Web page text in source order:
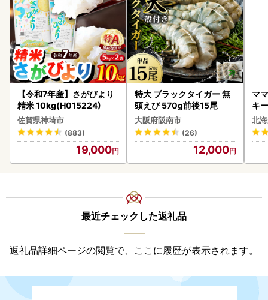
【令和7年産】さがびより
精米 10kg(H015224)
佐賀県神埼市
(883)
19,000
特大 ブラックタイガー 無
頭えび 570g前後15尾
大阪府阪南市
(26)
12,000
マ
キ
ズ
0
北
最近チェックした返礼品
返礼品詳細ページの閲覧で、ここに履歴が表示されます。